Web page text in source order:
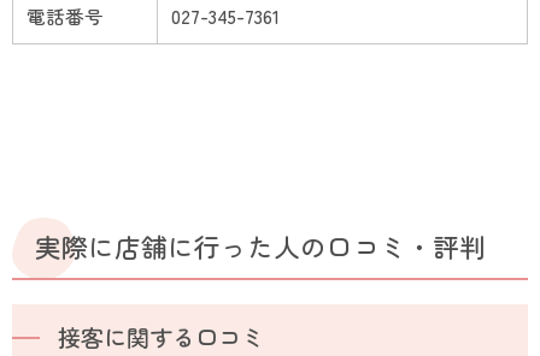
電話番号 027-345-7361
実際に店舗に行った人の口コミ・評判
接客に関する口コミ